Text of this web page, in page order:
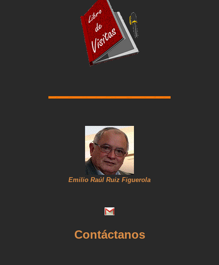
Emilio Raúl Ruiz Figuerola
Contáctanos